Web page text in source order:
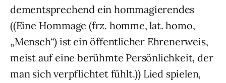
dementsprechend ein hommagierendes
((Eine Hommage (frz. homme, lat. homo,
„Mensch“) ist ein öffentlicher Ehrenerweis,
meist auf eine berühmte Persönlichkeit, der
man sich verpflichtet fühlt.)) Lied spielen,